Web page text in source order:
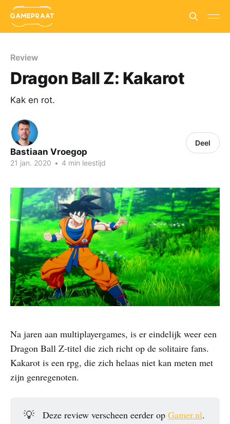
Review
Dragon Ball Z: Kakarot
Kak en rot.
Bastiaan Vroegop
21 jan. 2020 • 4 min leestijd
Deel
Na jaren aan multiplayergames, is er eindelijk weer een
Dragon Ball Z-titel die zich richt op de solitaire fans.
Kakarot is een rpg, die zich helaas niet kan meten met
zijn genregenoten.
💡 Deze review verscheen eerder opGamer.nl.